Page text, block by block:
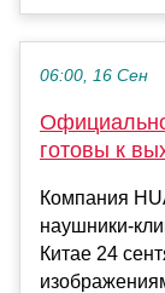
06:00, 16 Сен
готовы к
Компания
наушники-
Китае 24